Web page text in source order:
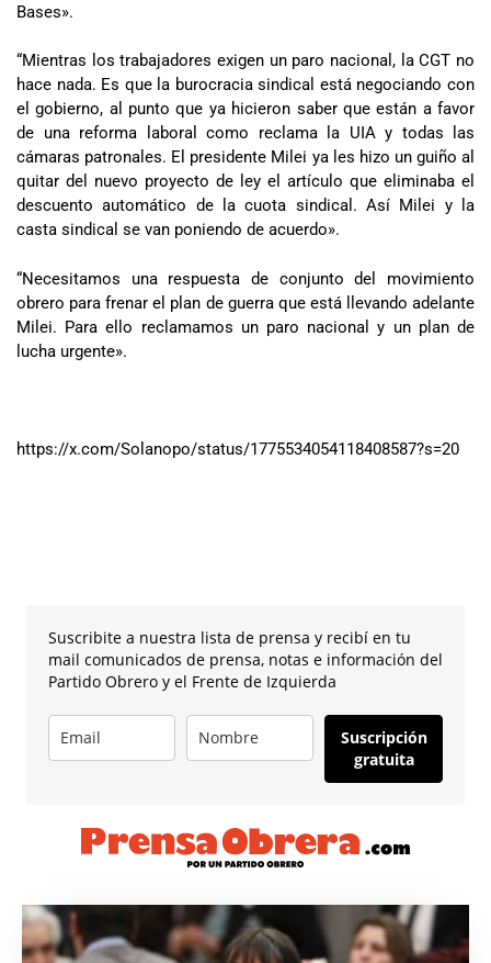
Bases».
“Mientras los trabajadores exigen un paro nacional, la CGT no
hace nada. Es que la burocracia sindical está negociando con
el gobierno, al punto que ya hicieron saber que están a favor
de una reforma laboral como reclama la UIA y todas las
cámaras patronales. El presidente Milei ya les hizo un guiño al
quitar del nuevo proyecto de ley el artículo que eliminaba el
descuento automático de la cuota sindical. Así Milei y la
casta sindical se van poniendo de acuerdo».
“Necesitamos una respuesta de conjunto del movimiento
obrero para frenar el plan de guerra que está llevando adelante
Milei. Para ello reclamamos un paro nacional y un plan de
lucha urgente».
https://x.com/Solanopo/status/1775534054118408587?s=20
Suscribite a nuestra lista de prensa y recibí en tu
mail comunicados de prensa, notas e información del
Partido Obrero y el Frente de Izquierda
Suscripción
gratuita